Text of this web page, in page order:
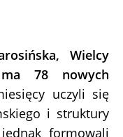
Wielcy
ma 78 nowych
uczyli się
i struktury
formowali